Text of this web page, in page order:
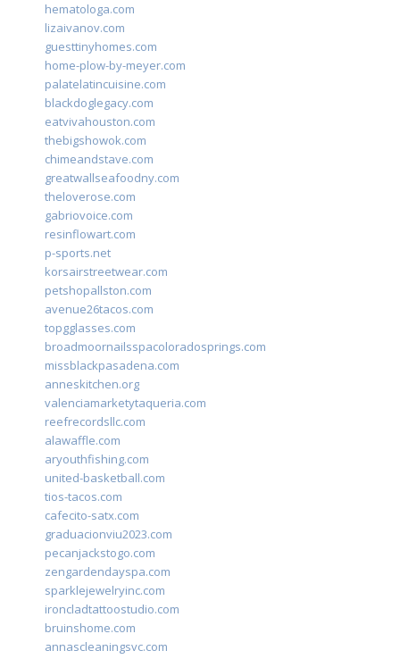
hematologa.com
lizaivanov.com
guesttinyhomes.com
home-plow-by-meyer.com
palatelatincuisine.com
blackdoglegacy.com
eatvivahouston.com
thebigshowok.com
chimeandstave.com
greatwallseafoodny.com
theloverose.com
gabriovoice.com
resinflowart.com
p-sports.net
korsairstreetwear.com
petshopallston.com
avenue26tacos.com
topgglasses.com
broadmoornailsspacoloradosprings.com
missblackpasadena.com
anneskitchen.org
valenciamarketytaqueria.com
reefrecordsllc.com
alawaffle.com
aryouthfishing.com
united-basketball.com
tios-tacos.com
cafecito-satx.com
graduacionviu2023.com
pecanjackstogo.com
zengardendayspa.com
sparklejewelryinc.com
ironcladtattoostudio.com
bruinshome.com
annascleaningsvc.com